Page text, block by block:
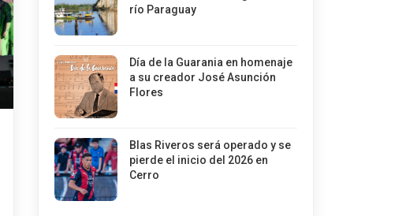
río Paraguay
Día de la Guarania en homenaje
a su creador José Asunción
Flores
Blas Riveros será operado y se
pierde el inicio del 2026 en
Cerro